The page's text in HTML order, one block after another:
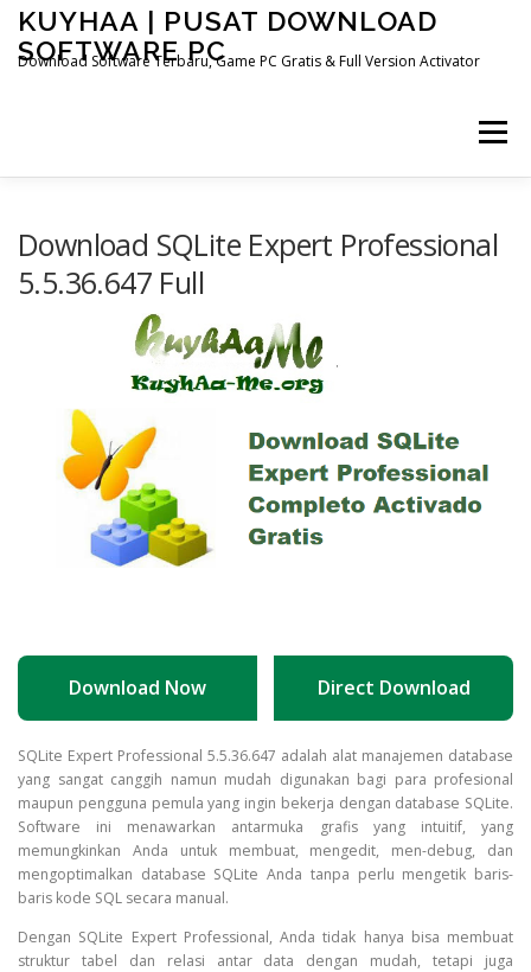
Skip
content
KUYHAA | PUSAT DOWNLOAD
SOFTWARE PC
Download Software Terbaru, Game PC Gratis & Full Version Activator
Menu
OTHER PAGES
Download SQLite Expert Professional
5.5.36.647 Full
Download Now Direct Download
Download SQLite Expert
SQLite Expert Professional 5.5.36.647 adalah alat manajemen database
yang sangat canggih namun mudah digunakan bagi para profesional
maupun pengguna pemula yang ingin bekerja dengan database SQLite.
Software ini menawarkan antarmuka grafis yang intuitif, yang
memungkinkan Anda untuk membuat, mengedit, men-debug, dan
mengoptimalkan database SQLite Anda tanpa perlu mengetik baris-
baris kode SQL secara manual.
Dengan SQLite Expert Professional, Anda tidak hanya bisa membuat
struktur tabel dan relasi antar data dengan mudah, tetapi juga